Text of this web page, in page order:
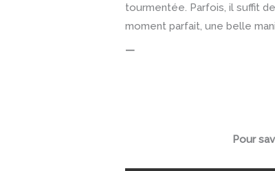
tourmentée. Parfois, il suffit
moment parfait, une belle
—
Pour